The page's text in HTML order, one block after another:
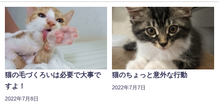
猫の毛づくろいは必要で大事で
すよ！
2022年7月8日
猫のちょっと意外な行動
2022年7月7日